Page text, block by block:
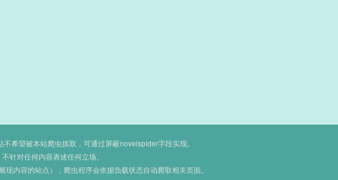
希望被本站爬虫抓取，可通过屏蔽novelspider字段实现。
针对任何内容表述任何立场。
内容的站点），爬虫程序会依据负载状态自动爬取相关页面。